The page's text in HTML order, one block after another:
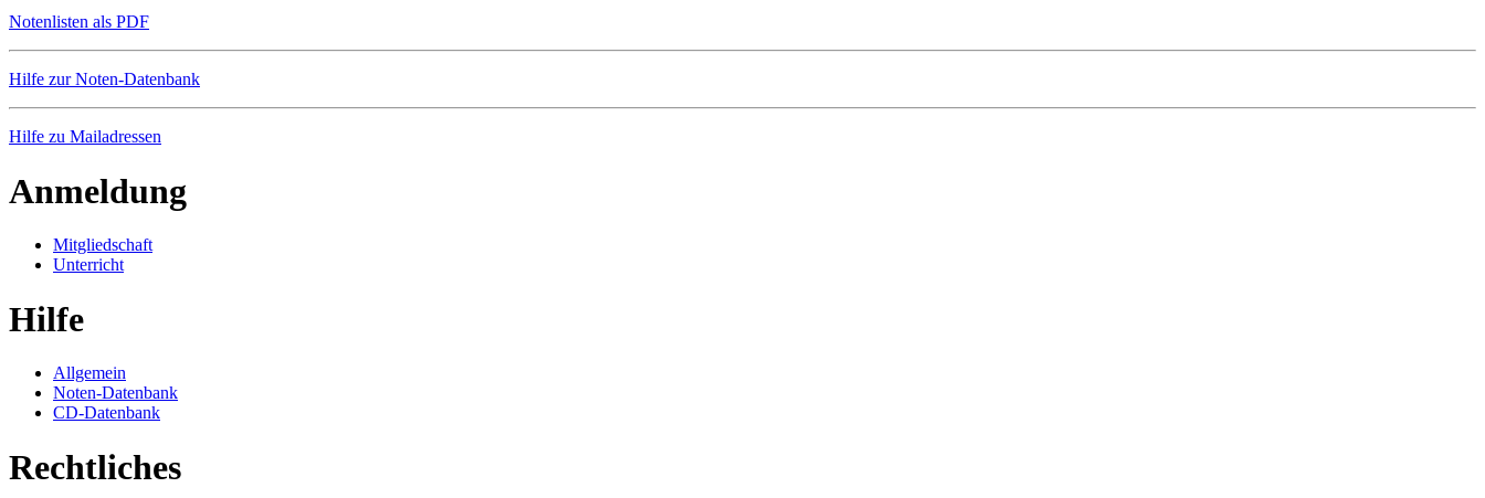
Notenlisten als PDF
Hilfe zur Noten-Datenbank
Hilfe zu Mailadressen
Anmeldung
Mitgliedschaft
Unterricht
Hilfe
Allgemein
Noten-Datenbank
CD-Datenbank
Rechtliches